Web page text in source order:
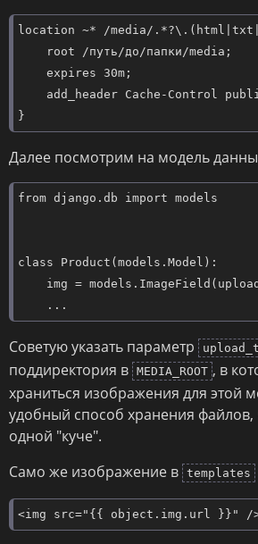
location ~* /media/
    root /путь/до/папки/media;
    expires 30m;
add_header Cache-Control
}
Далее посмотрим на модель
from django.db import models
class Product(models.Model):
img =
    ...
Советую указать параметр
поддиректория в MEDIA_ROOT , в
храниться изображения для этой
удобный способ хранения файлов,
одной "куче".
Само же изображение в templates
<img src="{{ object.img.url }}" /